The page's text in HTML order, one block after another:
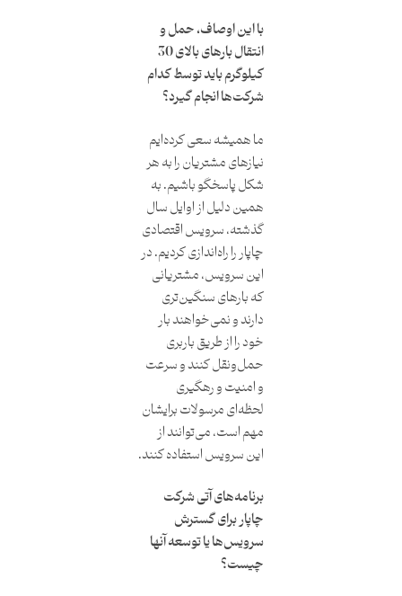
با این اوصاف، حمل و
انتقال بارهای بالای 30
کیلوگرم باید توسط کدام
شرکت‌ها انجام گیرد؟
ما همیشه سعی کرده‌ایم
نیازهای مشتریان را به هر
شکل پاسخگو باشیم. به
همین دلیل از اوایل سال
گذشته، سرویس اقتصادی
چاپار را راه‌اندازی کردیم. در
این سرویس، مشتریانی
که بارهای سنگین‌تری
دارند و نمی‌خواهند بار
خود را از طریق باربری
حمل‌و‌نقل کنند و سرعت
و امنیت و رهگیری
لحظه‌ای مرسولات برایشان
مهم است، می‌توانند از
این سرویس استفاده کنند.
برنامه‌های آتی شرکت
چاپار برای گسترش
سرویس‌ها یا توسعه آنها
چیست؟